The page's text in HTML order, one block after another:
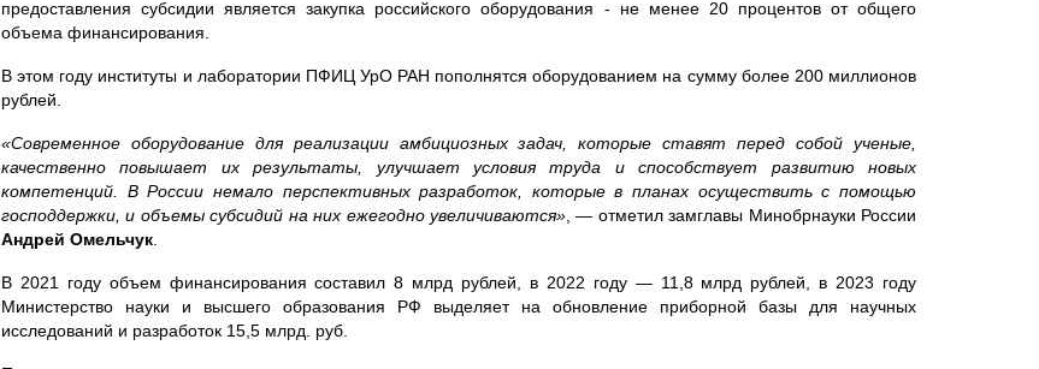
предоставления субсидии является закупка российского оборудования - не менее 20 процентов от общего
объема финансирования.
В этом году институты и лаборатории ПФИЦ УрО РАН пополнятся оборудованием на сумму более 200 миллионов
рублей.
«Современное оборудование для реализации амбициозных задач, которые ставят перед собой ученые,
качественно повышает их результаты, улучшает условия труда и способствует развитию новых
компетенций. В России немало перспективных разработок, которые в планах осуществить с помощью
господдержки, и объемы субсидий на них ежегодно увеличиваются», — отметил замглавы Минобрнауки России
Андрей Омельчук
В 2021 году объем финансирования составил 8 млрд рублей, в 2022 году — 11,8 млрд рублей, в 2023 году
Министерство науки и высшего образования РФ выделяет на обновление приборной базы для научных
исследований и разработок 15,5 млрд. руб.